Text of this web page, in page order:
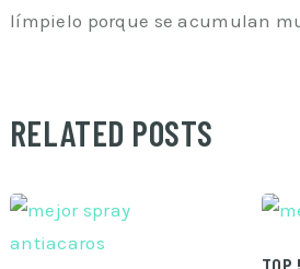
límpielo porque se acumulan
RELATED POSTS